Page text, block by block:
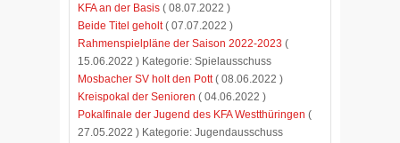
KFA an der Basis ( 08.07.2022 )
Beide Titel geholt( 07.07.2022 )
Rahmenspielpläne der Saison 2022-2023 (
15.06.2022 ) Kategorie: Spielausschuss
Mosbacher SV holt den Pott( 08.06.2022 )
Kreispokal der Senioren ( 04.06.2022 )
Pokalfinale der Jugend des KFA Westthüringen (
27.05.2022 ) Kategorie: Jugendausschuss